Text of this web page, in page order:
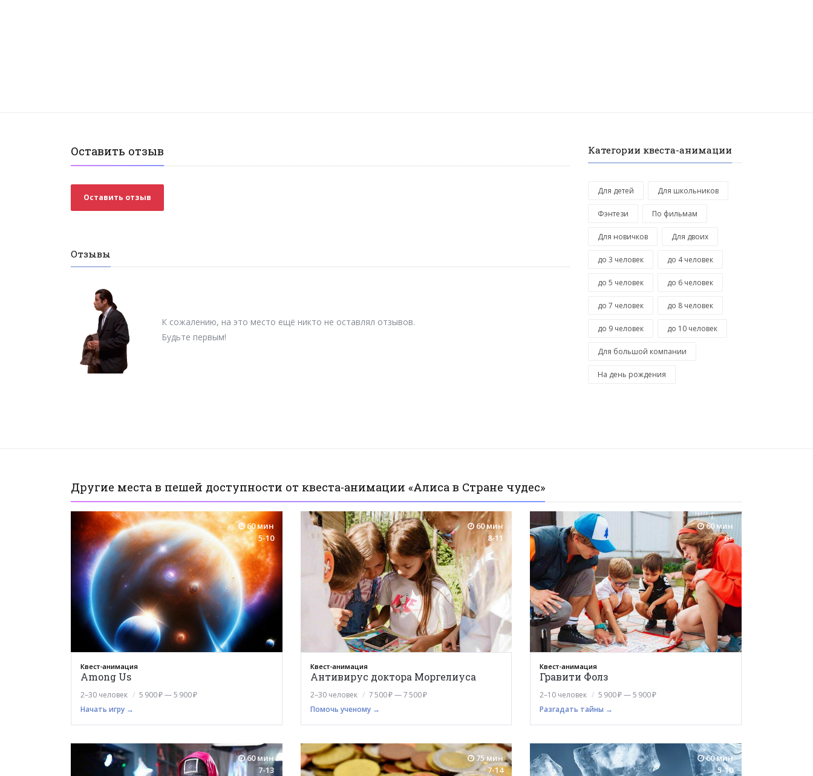
Оставить отзыв
Оставить отзыв
Отзывы
К сожалению, на это место ещё никто не оставлял отзывов.
Будьте первым!
Категории квеста-анимации
Для детей Для школьников
Фэнтези По фильмам
Для новичков Для двоих
до 3 человек до 4 человек
до 5 человек до 6 человек
до 7 человек до 8 человек
до 9 человек до 10 человек
Для большой компании
На день рождения
Другие места в пешей доступности от квеста-анимации «Алиса в Стране чудес»
60 мин
5-10
Квест-анимация
Among Us
2–30 человек
5 900 ₽ — 5 900 ₽
Начать игру →
60 мин
8-11
Квест-анимация
Антивирус доктора Моргелиуса
2–30 человек
7 500 ₽ — 7 500 ₽
Помочь ученому →
60 мин
6+
Квест-анимация
Гравити Фолз
2–10 человек
5 900 ₽ — 5 900 ₽
Разгадать тайны →
60 мин
7-13
75 мин
7-14
60 мин
5-10